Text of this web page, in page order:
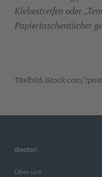
Klebestreifen oder
Papiertaschentücher
Titelbild: iStock.com/
doctari
Über uns